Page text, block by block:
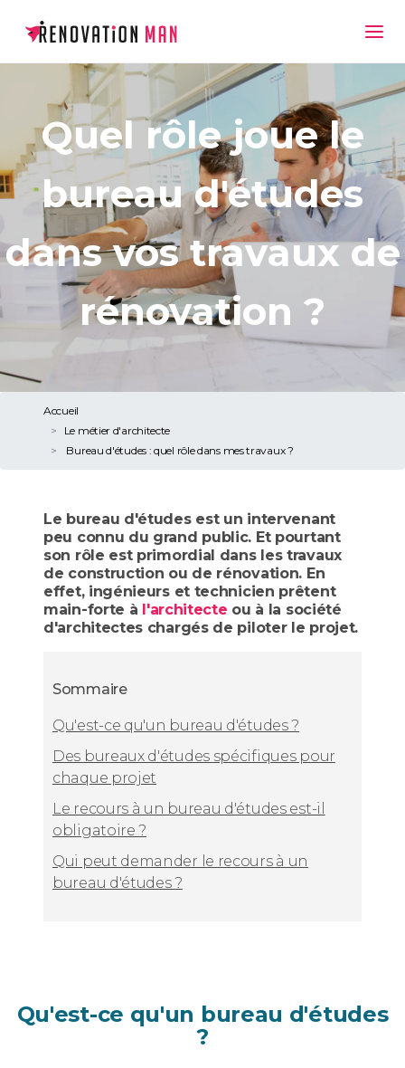
Quel rôle joue le
bureau d'études
dans vos travaux de
rénovation ?
Accueil
Le métier d'architecte
Bureau d'études : quel rôle dans mes travaux ?
Le bureau d'études est un intervenant
peu connu du grand public. Et pourtant
son rôle est primordial dans les travaux
de construction ou de rénovation. En
effet, ingénieurs et technicien prêtent
main-forte à l'architecte ou à la société
d'architectes chargés de piloter le projet.
Sommaire
Qu'est-ce qu'un bureau d'études ?
Des bureaux d'études spécifiques pour
chaque projet
Le recours à un bureau d'études est-il
obligatoire ?
Qui peut demander le recours à un
bureau d'études ?
Qu'est-ce qu'un bureau d'études
?